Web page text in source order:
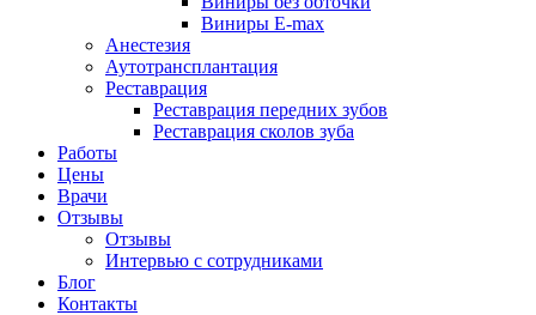
Виниры E-max
Анестезия
Аутотрансплантация
Реставрация
Реставрация передних зубов
Реставрация сколов зуба
Работы
Цены
Врачи
Отзывы
Отзывы
Интервью с сотрудниками
Блог
Контакты